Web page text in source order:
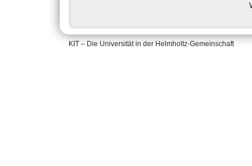
KIT – Die Universität in der Helmholtz-Gemeinschaft